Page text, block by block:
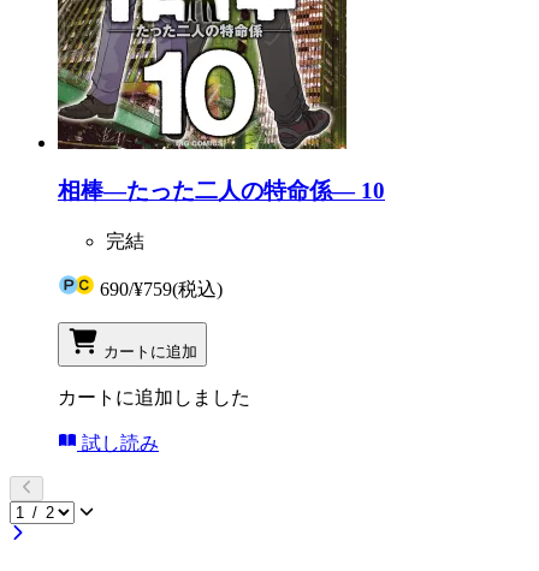
相棒―たった二人の特命係― 10
完結
690/¥759(税込)
カートに追加
カートに追加しました
試し読み